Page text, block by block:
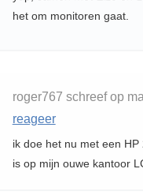
het om monitoren gaat.
roger767 schreef op
reageer
ik doe het nu met een
is op mijn ouwe kantoor